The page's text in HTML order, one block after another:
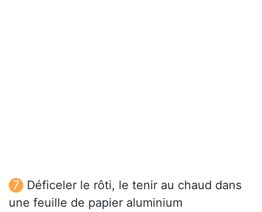
Déficeler le rôti, le tenir au chaud dans
une feuille de papier aluminium